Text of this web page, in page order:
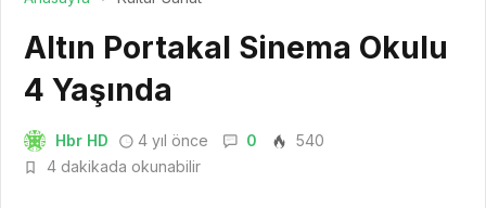
Altın Portakal Sinema Okulu
4 Yaşında
Hbr HD 4 yıl önce 0
540
4 dakikada okunabilir